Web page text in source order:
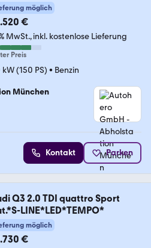
möglich
€
MwSt. inkl. kostenlose Lieferung
Preis
kW (150 PS) • Benzin
München
Kontakt Parken
Q3 2.0 TDI quattro Sport
LINE*LED*TEMPO*
möglich
€